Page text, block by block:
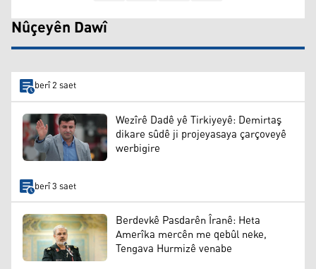
Nûçeyên Dawî
berî 2 saet
Wezîrê Dadê yê Tirkiyeyê: Demirtaş
dikare sûdê ji projeyasaya çarçoveyê
werbigire
berî 3 saet
Berdevkê Pasdarên Îranê: Heta
Amerîka mercên me qebûl neke,
Tengava Hurmizê venabe